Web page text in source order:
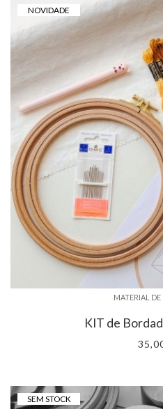
NOVIDADE
MATERIAL
KIT de
SEM STOCK